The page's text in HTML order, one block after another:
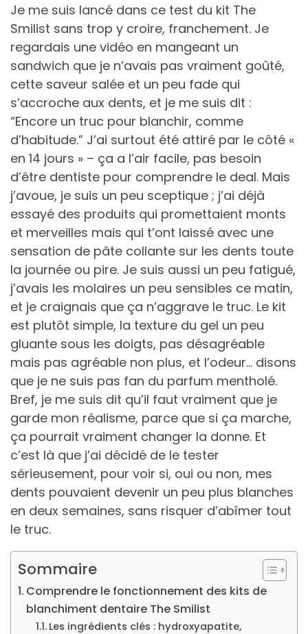
Je me suis lancé dans ce test du kit The
Smilist sans trop y croire, franchement. Je
regardais une vidéo en mangeant un
sandwich que je n’avais pas vraiment goûté,
cette saveur salée et un peu fade qui
s’accroche aux dents, et je me suis dit :
“Encore un truc pour blanchir, comme
d’habitude.” J’ai surtout été attiré par le côté «
en 14 jours » – ça a l’air facile, pas besoin
d’être dentiste pour comprendre le deal. Mais
j’avoue, je suis un peu sceptique ; j’ai déjà
essayé des produits qui promettaient monts
et merveilles mais qui t’ont laissé avec une
sensation de pâte collante sur les dents toute
la journée ou pire. Je suis aussi un peu fatigué,
j’avais les molaires un peu sensibles ce matin,
et je craignais que ça n’aggrave le truc. Le kit
est plutôt simple, la texture du gel un peu
gluante sous les doigts, pas désagréable
mais pas agréable non plus, et l’odeur… disons
que je ne suis pas fan du parfum mentholé.
Bref, je me suis dit qu’il faut vraiment que je
garde mon réalisme, parce que si ça marche,
ça pourrait vraiment changer la donne. Et
c’est là que j’ai décidé de le tester
sérieusement, pour voir si, oui ou non, mes
dents pouvaient devenir un peu plus blanches
en deux semaines, sans risquer d’abîmer tout
le truc.
Sommaire
Comprendre le fonctionnement des kits de
blanchiment dentaire The Smilist
Les ingrédients clés : hydroxyapatite,